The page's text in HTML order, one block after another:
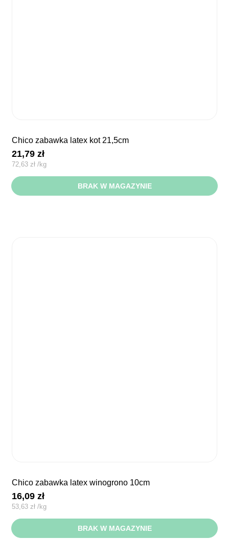
chico zabawka latex kot 21,5cm
21,79zł
72,63zł /kg
BRAK W MAGAZYNIE
chico zabawka latex winogrono 10cm
16,09zł
53,63zł /kg
BRAK W MAGAZYNIE